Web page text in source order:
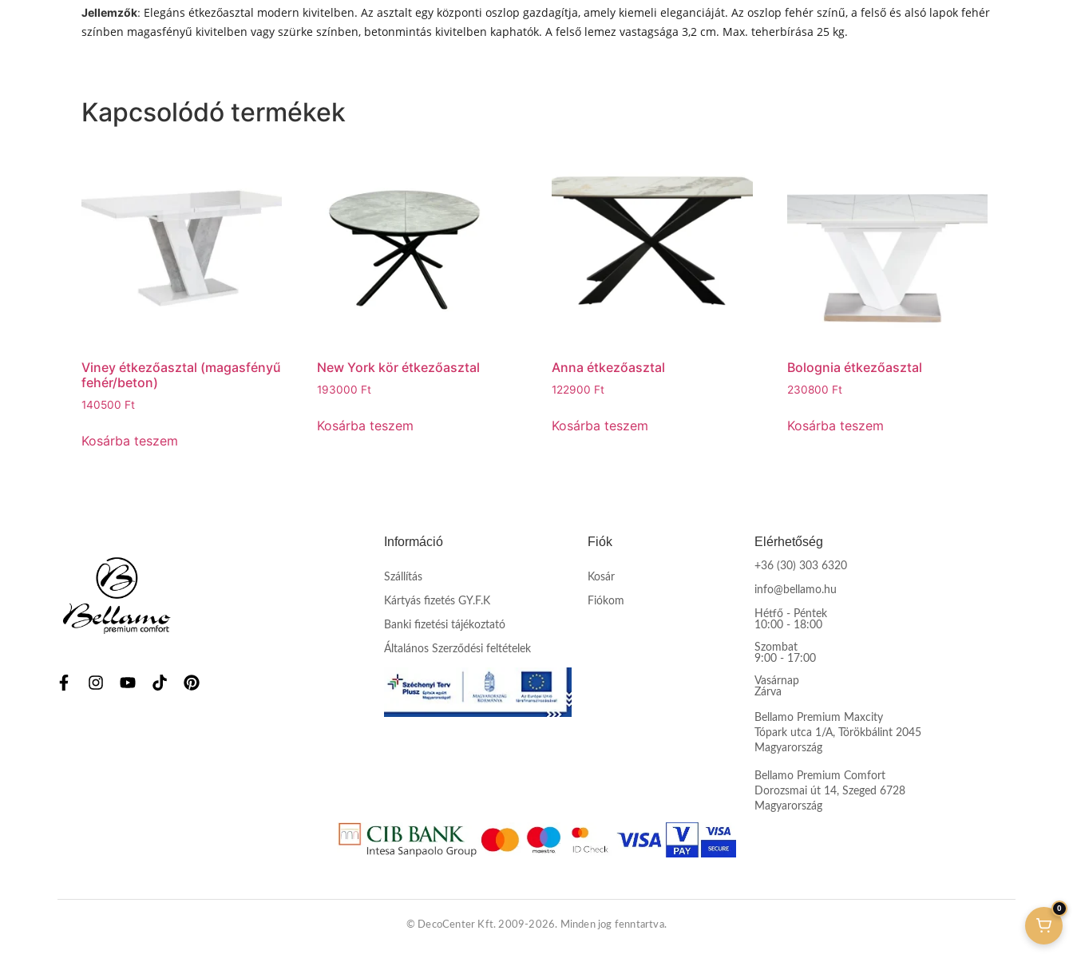
Jellemzők: Elegáns étkezőasztal modern kivitelben. Az asztalt egy központi oszlop gazdagítja, amely kiemeli eleganciáját. Az oszlop fehér színű, a felső és alsó lapok fehér
színben magasfényű kivitelben vagy szürke színben, betonmintás kivitelben kaphatók. A felső lemez vastagsága 3,2 cm. Max. teherbírása 25 kg.
Kapcsolódó termékek
Viney étkezőasztal (magasfényű
fehér/beton)
140500 Ft
Kosárba teszem
New York kör étkezőasztal
193000 Ft
Kosárba teszem
Anna étkezőasztal
122900 Ft
Kosárba teszem
Bolognia étkezőasztal
230800 Ft
Kosárba teszem
Információ
Szállítás
Kártyás fizetés GY.F.K
Banki fizetési tájékoztató
Általános Szerződési feltételek
Fiók
Kosár
Fiókom
Elérhetőség
+36 (30) 303 6320
info@bellamo.hu
Hétfő - Péntek
10:00 - 18:00
Szombat
9:00 - 17:00
Vasárnap
Zárva
Bellamo Premium Maxcity
Tópark utca 1/A, Törökbálint 2045
Magyarország
Bellamo Premium Comfort
Dorozsmai út 14, Szeged 6728
Magyarország
© DecoCenter Kft. 2009-2026. Minden jog fenntartva.
0